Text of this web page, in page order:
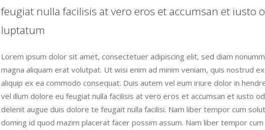
feugiat nulla facilisis at vero eros et accumsan et iusto
luptatum
Lorem ipsum dolor sit amet, consectetuer adipiscing elit, sed diam
magna aliquam erat volutpat. Ut wisi enim ad minim veniam, quis nostrud
aliquip ex ea commodo consequat. Duis autem vel eum iriure dolor in
vel illum dolore eu feugiat nulla facilisis at vero eros et accumsan et iusto
delenit augue duis dolore te feugait nulla facilisi. Nam liber tempor cum
doming id quod mazim placerat facer possim assum. Nam liber tempor